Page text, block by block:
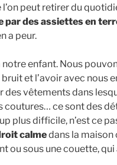
peut retirer du
par des assiettes en
a peur.
enfant. Nous
et l’avoir avec nous
des vêtements dans
ce sont des
plus difficile, n’est ce
calmedans la maison
ou sous une couette,